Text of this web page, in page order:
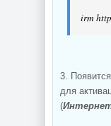
irm
3.
для
(